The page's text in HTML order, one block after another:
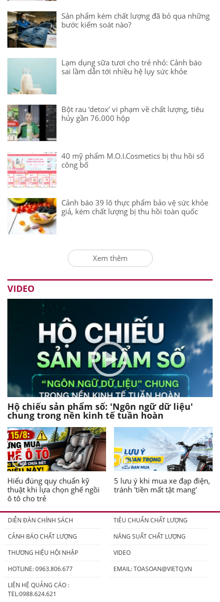
Sản phẩm kém chất lượng đã bỏ qua những
bước kiểm soát nào?
Lạm dụng sữa tươi cho trẻ nhỏ: Cảnh báo
sai lầm dẫn tới nhiều hệ lụy sức khỏe
Bột rau ‘detox’ vi phạm về chất lượng, tiêu
hủy gần 76.000 hộp
40 mỹ phẩm M.O.I.Cosmetics bị thu hồi số
công bố
Cảnh báo 39 lô thực phẩm bảo vệ sức khỏe
giả, kém chất lượng bị thu hồi toàn quốc
Xem thêm
VIDEO
Hộ chiếu sản phẩm số: 'Ngôn ngữ dữ liệu'
chung trong nền kinh tế tuần hoàn
Hiểu đúng quy chuẩn kỹ
thuật khi lựa chọn ghế ngồi
ô tô cho trẻ
5 lưu ý khi mua xe đạp điện,
tránh 'tiền mất tật mang'
DIỄN ĐÀN CHÍNH SÁCH
TIÊU CHUẨN CHẤT LƯỢNG
CẢNH BÁO CHẤT LƯỢNG
NĂNG SUẤT CHẤT LƯỢNG
THƯƠNG HIỆU HỘI NHẬP
VIDEO
HOTLINE: 0963.806.677
EMAIL:TOASOAN@VIETQ.VN
LIÊN HỆ QUẢNG CÁO :
TEL:0988.624.621